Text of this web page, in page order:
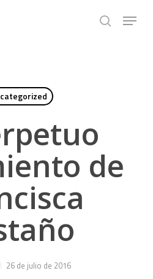
search
Menu
de
26 de julio de 2016